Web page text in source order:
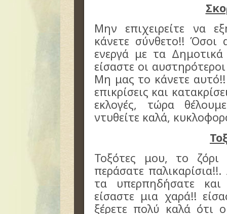
Μην επιχειρείτε να
κάνετε σύνθετο!! Όσοι
ενεργά με τα
είσαστε οι
Μη μας το κάνετε αυτό!!
επικρίσεις και
εκλογές, τώρα
ντυθείτε καλά,
Τοξότες μου, το ζόρι
περάσατε
τα υπερπηδήσατε και
είσαστε μια χαρά!!
ξέρετε πολύ καλά ότι